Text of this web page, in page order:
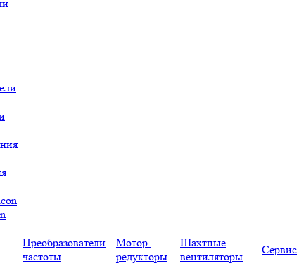
Преобразователи
частоты
Мотор-
редукторы
Шахтные
вентиляторы
Сервис